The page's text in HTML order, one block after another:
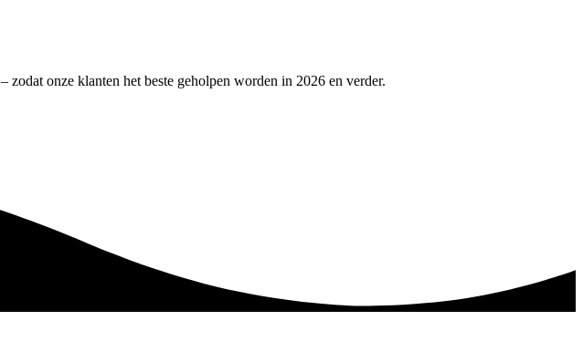
– zodat onze klanten het beste geholpen worden in 2026 en verder.